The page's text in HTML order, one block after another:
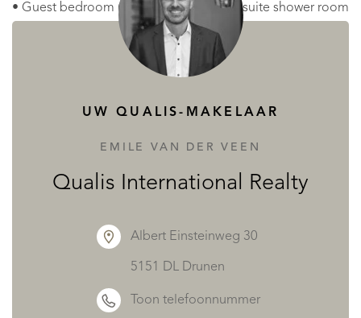
• Guest bedroom (26.7 m²): also with en suite shower room
• Open-plan living / reception room (50 m²):
• Two bedrooms (24 m² and 26 m²) each with en suite
shower rooms and storage.
The courtyard garden with a central fountain , a covered
UW QUALIS-MAKELAAR
EMILE VAN DER VEEN
Qualis International Realty
Albert Einsteinweg 30
5151 DL Drunen
Toon telefoonnummer